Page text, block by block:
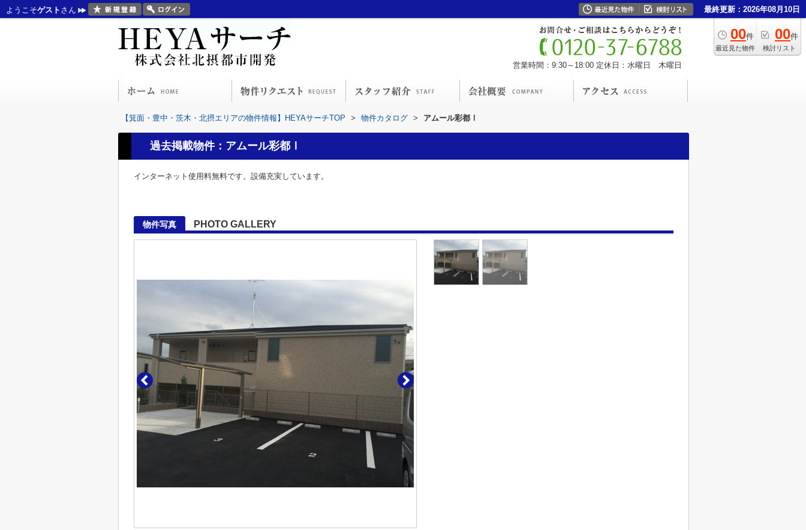
ようこそゲスト さん 最終更新：2026年08月10日
00件
最近見た物件
00件
検討リスト
営業時間：9:30～18:00 定休日：水曜日 木曜日
【箕面・豊中・茨木・北摂エリアの物件情報】HEYAサーチTOP > 物件カタログ > アムール彩都Ⅰ
過去掲載物件：アムール彩都Ⅰ
インターネット使用料無料です。設備充実しています。
物件写真 PHOTO GALLERY